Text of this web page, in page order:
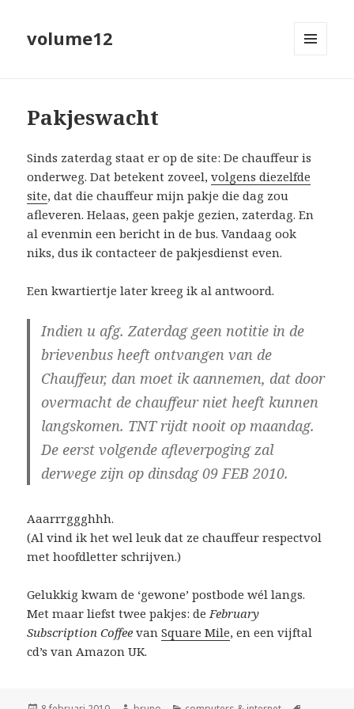
volume12
Pakjeswacht
Sinds zaterdag staat er op de site:De chauffeur is
onderweg. Dat betekent zoveel,volgens diezelfde
site, dat die chauffeur mijn pakje die dag zou
afleveren. Helaas, geen pakje gezien, zaterdag. En
al evenmin een bericht in de bus. Vandaag ook
niks, dus ik contacteer de pakjesdienst even.
Een kwartiertje later kreeg ik al antwoord.
Indien u afg. Zaterdag geen notitie in de
brievenbus heeft ontvangen van de
Chauffeur, dan moet ik aannemen, dat door
overmacht de chauffeur niet heeft kunnen
langskomen. TNT rijdt nooit op maandag.
De eerst volgende afleverpoging zal
derwege zijn op dinsdag 09 FEB 2010.
Aaarrrggghhh.
(Al vind ik het wel leuk dat ze chauffeur respectvol
met hoofdletter schrijven.)
Gelukkig kwam de ‘gewone’ postbode wél langs.
Met maar liefst twee pakjes: deFebruary
Subscription Coffee vanSquare Mile, en een vijftal
cd’s van Amazon UK.